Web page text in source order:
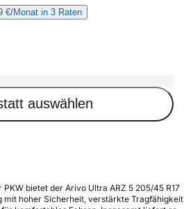
€/Monat in 3 Raten
auswählen
bietet der Arivo Ultra ARZ 5 205/45 R17
mit hoher Sicherheit, verstärkte Tragfähigkeit